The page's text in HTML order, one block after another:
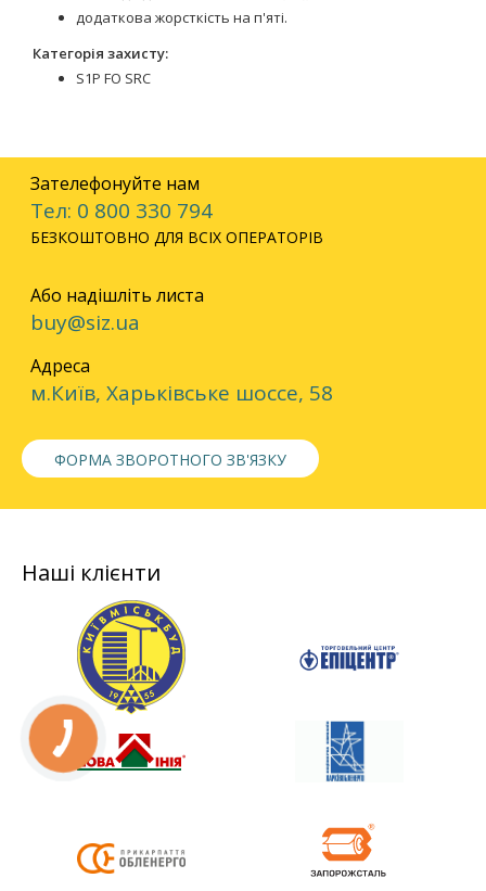
додаткова жорсткість на п'яті.
Категорія захисту:
S1Р FO SRC
Зателефонуйте нам
Тел: 0 800 330 794
БЕЗКОШТОВНО ДЛЯ ВСІХ ОПЕРАТОРІВ
Або надішліть листа
buy@siz.ua
Адреса
м.Київ, Харьківське шоссе, 58
ФОРМА ЗВОРОТНОГО ЗВ'ЯЗКУ
Наші клієнти